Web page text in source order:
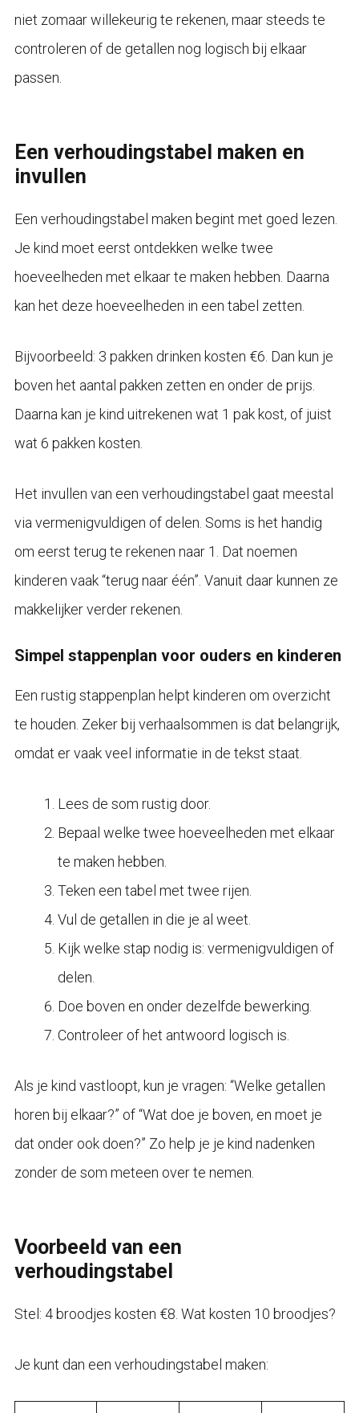
niet zomaar willekeurig te rekenen, maar steeds te
controleren of de getallen nog logisch bij elkaar
passen.
Een verhoudingstabel maken en
invullen
Een verhoudingstabel maken begint met goed lezen.
Je kind moet eerst ontdekken welke twee
hoeveelheden met elkaar te maken hebben. Daarna
kan het deze hoeveelheden in een tabel zetten.
Bijvoorbeeld: 3 pakken drinken kosten €6. Dan kun je
boven het aantal pakken zetten en onder de prijs.
Daarna kan je kind uitrekenen wat 1 pak kost, of juist
wat 6 pakken kosten.
Het invullen van een verhoudingstabel gaat meestal
via vermenigvuldigen of delen. Soms is het handig
om eerst terug te rekenen naar 1. Dat noemen
kinderen vaak “terug naar één”. Vanuit daar kunnen ze
makkelijker verder rekenen.
Simpel stappenplan voor ouders en kinderen
Een rustig stappenplan helpt kinderen om overzicht
te houden. Zeker bij verhaalsommen is dat belangrijk,
omdat er vaak veel informatie in de tekst staat.
Lees de som rustig door.
Bepaal welke twee hoeveelheden met elkaar
te maken hebben.
Teken een tabel met twee rijen.
Vul de getallen in die je al weet.
Kijk welke stap nodig is: vermenigvuldigen of
delen.
Doe boven en onder dezelfde bewerking.
Controleer of het antwoord logisch is.
Als je kind vastloopt, kun je vragen: “Welke getallen
horen bij elkaar?” of “Wat doe je boven, en moet je
dat onder ook doen?” Zo help je je kind nadenken
zonder de som meteen over te nemen.
Voorbeeld van een
verhoudingstabel
Stel: 4 broodjes kosten €8. Wat kosten 10 broodjes?
Je kunt dan een verhoudingstabel maken: